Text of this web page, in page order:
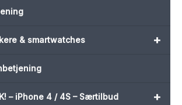
+
& smartwatches
+
– iPhone 4 / 4S – Særtilbud